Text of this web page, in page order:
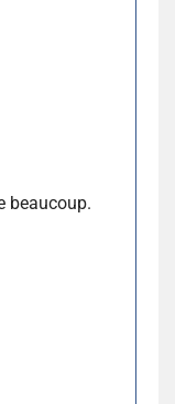
beaucoup.